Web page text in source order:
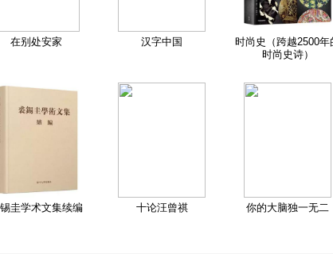
在别处安家 汉字中国
时尚史（跨越2500年
时尚史诗）
圭学术文集续编 十论汪曾祺 你的大脑独一无二